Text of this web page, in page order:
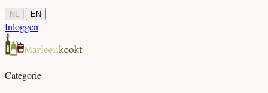
NL | EN
Inloggen
Categorie